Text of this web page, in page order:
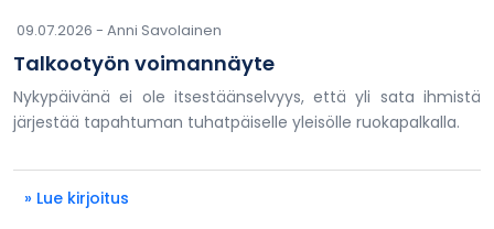
09.07.2026 - Anni Savolainen
Talkootyön voimannäyte
Nykypäivänä ei ole itsestäänselvyys, että yli sata ihmistä
järjestää tapahtuman tuhatpäiselle yleisölle ruokapalkalla.
» Lue kirjoitus